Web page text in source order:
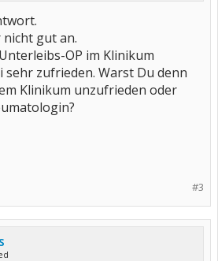
gut an.
OP im Klinikum
sehr zufrieden. Warst Du denn
Klinikum unzufrieden oder
#3